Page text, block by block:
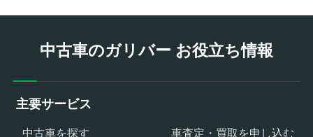
中古車のガリバー お役立ち情報
主要サービス
中古車を探す
車査定・買取を申し込む